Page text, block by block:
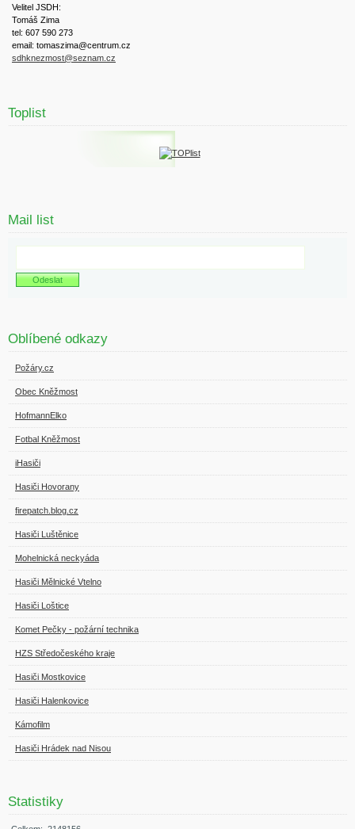
Velitel JSDH:
Tomáš Zima
tel: 607 590 273
email: tomaszima@centrum.cz
sdhknezmost@seznam.cz
Toplist
Mail list
Oblíbené odkazy
Požáry.cz
Obec Kněžmost
HofmannElko
Fotbal Kněžmost
iHasiči
Hasiči Hovorany
firepatch.blog.cz
Hasiči Luštěnice
Mohelnická neckyáda
Hasiči Mělnické Vtelno
Hasiči Loštice
Komet Pečky - požární technika
HZS Středočeského kraje
Hasiči Mostkovice
Hasiči Halenkovice
Kámofilm
Hasiči Hrádek nad Nisou
Statistiky